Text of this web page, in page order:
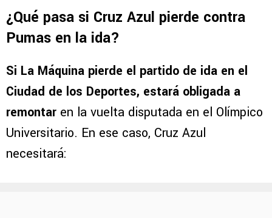
¿Qué pasa si Cruz Azul pierde contra
Pumas en la ida?
Si La Máquina pierde el partido de ida en el
Ciudad de los Deportes, estará obligada a
remontar en la vuelta disputada en el Olímpico
Universitario. En ese caso, Cruz Azul
necesitará: